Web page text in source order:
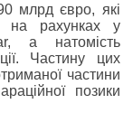
млрд євро, які
на рахунках у
а натомість
Частину цих
частини
позики